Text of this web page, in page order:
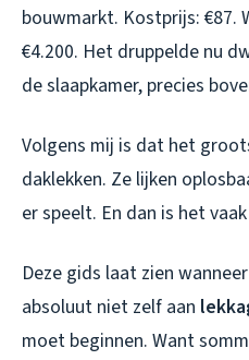
bouwmarkt. Kostprijs: €87.
€4.200. Het druppelde nu
de slaapkamer, precies
Volgens mij is dat het
daklekken. Ze lijken
er speelt. En dan is het
Deze gids laat zien
absoluut niet zelf aan
moet beginnen. Want